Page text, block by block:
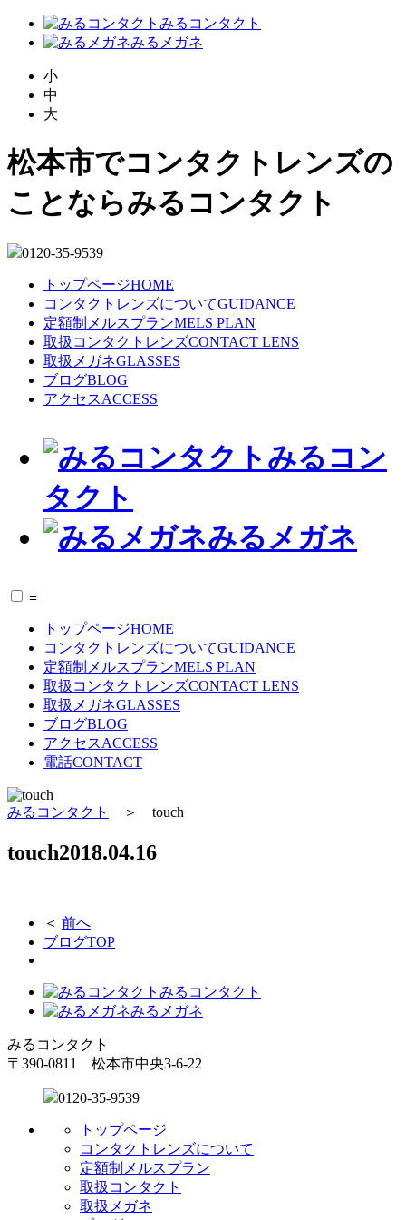
みるコンタクト
みるメガネ
小
中
大
松本市でコンタクトレンズの
ことならみるコンタクト
0120-35-9539
トップページHOME
コンタクトレンズについてGUIDANCE
定額制メルスプランMELS PLAN
取扱コンタクトレンズCONTACT LENS
取扱メガネGLASSES
ブログBLOG
アクセスACCESS
みるコン
タクト
みるメガネ
≡
トップページHOME
コンタクトレンズについてGUIDANCE
定額制メルスプランMELS PLAN
取扱コンタクトレンズCONTACT LENS
取扱メガネGLASSES
ブログBLOG
アクセスACCESS
電話CONTACT
みるコンタクト ＞ touch
touch2018.04.16
＜ 前へ
ブログTOP
みるコンタクト
みるメガネ
みるコンタクト
〒390-0811 松本市中央3-6-22
0120-35-9539
トップページ
コンタクトレンズについて
定額制メルスプラン
取扱コンタクト
取扱メガネ